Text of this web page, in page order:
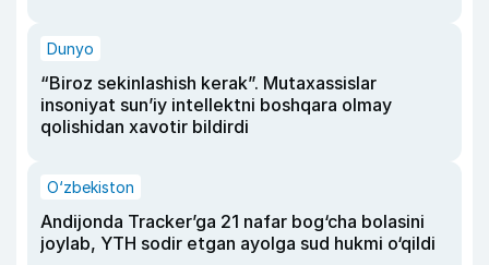
Dunyo
“Biroz sekinlashish kerak”. Mutaxassislar
insoniyat sun’iy intellektni boshqara olmay
qolishidan xavotir bildirdi
O‘zbekiston
Andijonda Tracker’ga 21 nafar bog‘cha bolasini
joylab, YTH sodir etgan ayolga sud hukmi o‘qildi